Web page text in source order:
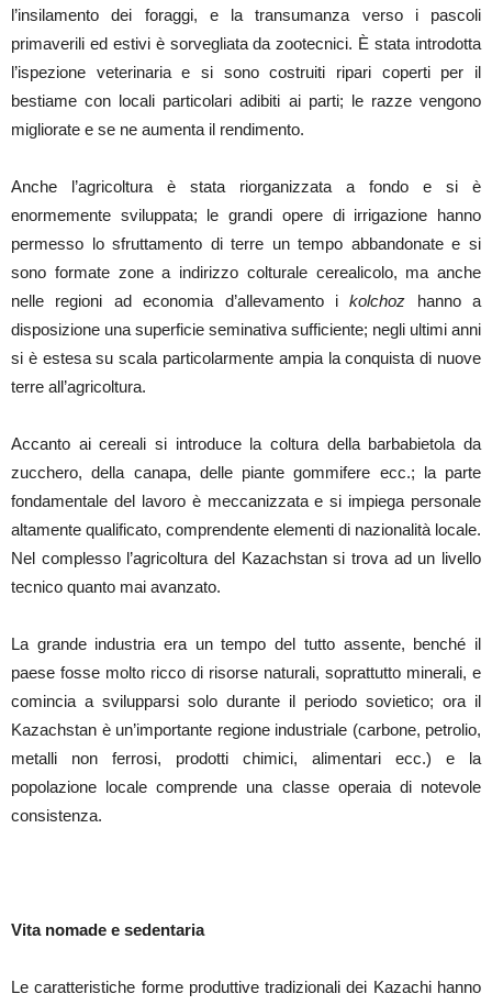
l’insilamento dei foraggi, e la transumanza verso i pascoli
primaverili ed estivi è sorvegliata da zootecnici. È stata introdotta
l’ispezione veterinaria e si sono costruiti ripari coperti per il
bestiame con locali particolari adibiti ai parti; le razze vengono
migliorate e se ne aumenta il rendimento.
Anche l’agricoltura è stata riorganizzata a fondo e si è
enormemente sviluppata; le grandi opere di irrigazione hanno
permesso lo sfruttamento di terre un tempo abbandonate e si
sono formate zone a indirizzo colturale cerealicolo, ma anche
nelle regioni ad economia d’allevamento ikolchoz hanno a
disposizione una superficie seminativa sufficiente; negli ultimi anni
si è estesa su scala particolarmente ampia la conquista di nuove
terre all’agricoltura.
Accanto ai cereali si introduce la coltura della barbabietola da
zucchero, della canapa, delle piante gommifere ecc.; la parte
fondamentale del lavoro è meccanizzata e si impiega personale
altamente qualificato, comprendente elementi di nazionalità locale.
Nel complesso l’agricoltura del Kazachstan si trova ad un livello
tecnico quanto mai avanzato.
La grande industria era un tempo del tutto assente, benché il
paese fosse molto ricco di risorse naturali, soprattutto minerali, e
comincia a svilupparsi solo durante il periodo sovietico; ora il
Kazachstan è un’importante regione industriale (carbone, petrolio,
metalli non ferrosi, prodotti chimici, alimentari ecc.) e la
popolazione locale comprende una classe operaia di notevole
consistenza.
Vita nomade e sedentaria
Le caratteristiche forme produttive tradizionali dei Kazachi hanno